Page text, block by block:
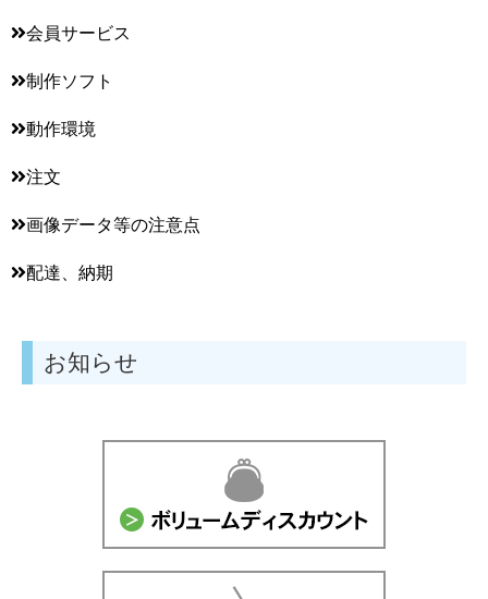
会員サービス
制作ソフト
動作環境
注文
画像データ等の注意点
配達、納期
お知らせ